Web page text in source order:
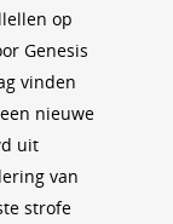
op
Genesis
vinden
nieuwe
uit
van
strofe